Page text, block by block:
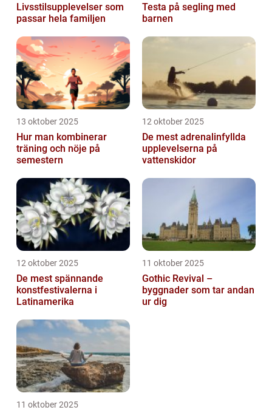
Livsstilsupplevelser som
passar hela familjen
Testa på segling med
barnen
13 oktober 2025
Hur man kombinerar
träning och nöje på
semestern
12 oktober 2025
De mest adrenalinfyllda
upplevelserna på
vattenskidor
12 oktober 2025
De mest spännande
konstfestivalerna i
Latinamerika
11 oktober 2025
Gothic Revival –
byggnader som tar andan
ur dig
11 oktober 2025